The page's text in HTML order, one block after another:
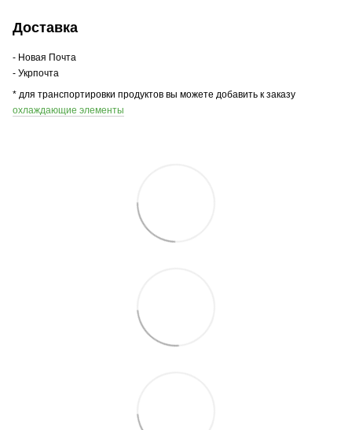
Доставка
- Новая Почта
- Укрпочта
* для транспортировки продуктов вы можете добавить к заказу
охлаждающие элементы